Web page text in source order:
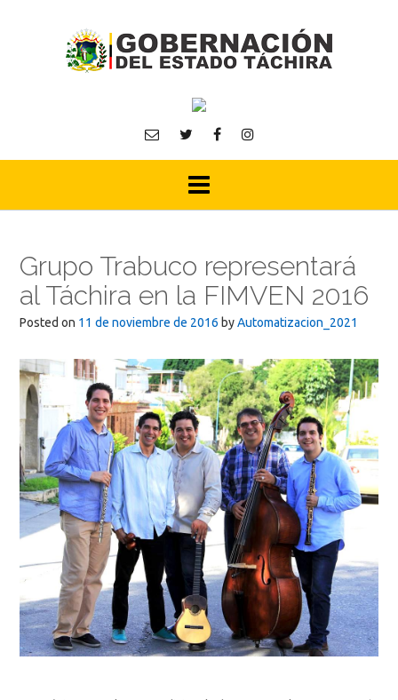
Grupo Trabuco representará
al Táchira en la FIMVEN 2016
Posted on 11 de noviembre de 2016 byAutomatizacion_2021